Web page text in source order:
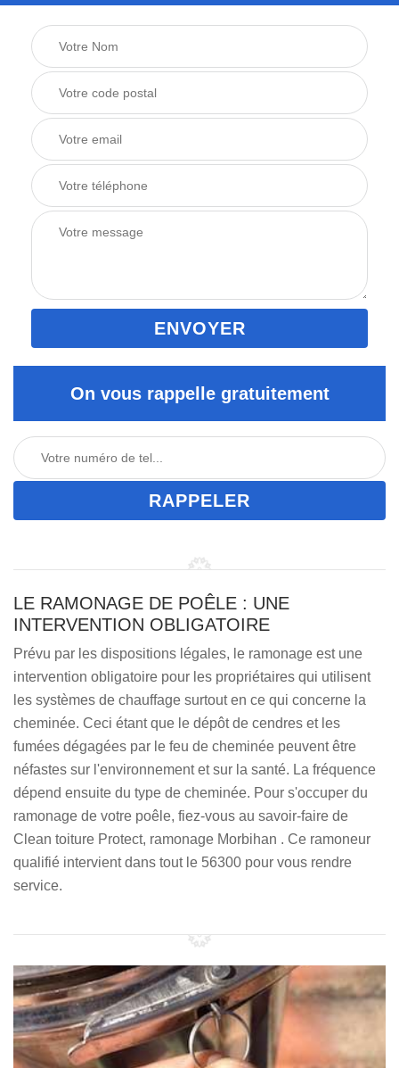
On vous rappelle gratuitement
LE RAMONAGE DE POÊLE : UNE
INTERVENTION OBLIGATOIRE
Prévu par les dispositions légales, le ramonage est une
intervention obligatoire pour les propriétaires qui utilisent
les systèmes de chauffage surtout en ce qui concerne la
cheminée. Ceci étant que le dépôt de cendres et les
fumées dégagées par le feu de cheminée peuvent être
néfastes sur l'environnement et sur la santé. La fréquence
dépend ensuite du type de cheminée. Pour s'occuper du
ramonage de votre poêle, fiez-vous au savoir-faire de
Clean toiture Protect, ramonage Morbihan . Ce ramoneur
qualifié intervient dans tout le 56300 pour vous rendre
service.